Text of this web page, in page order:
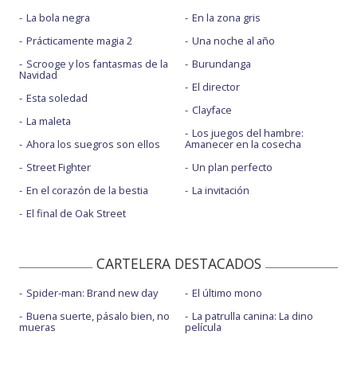
La bola negra
Prácticamente magia 2
Scrooge y los fantasmas de la
Navidad
Esta soledad
La maleta
Ahora los suegros son ellos
Street Fighter
En el corazón de la bestia
El final de Oak Street
En la zona gris
Una noche al año
Burundanga
El director
Clayface
Los juegos del hambre:
Amanecer en la cosecha
Un plan perfecto
La invitación
CARTELERA DESTACADOS
Spider-man: Brand new day
Buena suerte, pásalo bien, no
mueras
El último mono
La patrulla canina: La dino
película